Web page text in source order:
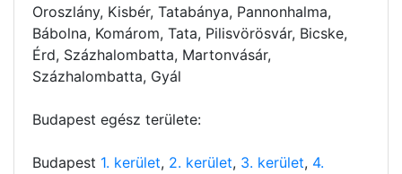
Oroszlány, Kisbér, Tatabánya, Pannonhalma,
Bábolna, Komárom, Tata, Pilisvörösvár, Bicske,
Érd, Százhalombatta, Martonvásár,
Százhalombatta, Gyál
Budapest egész területe:
Budapest 1. kerület, 2. kerület, 3. kerület, 4.